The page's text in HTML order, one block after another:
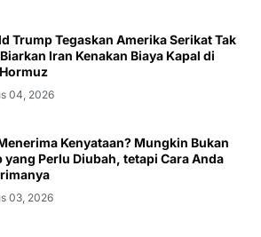
Trump Tegaskan Amerika Serikat Tak
Iran Kenakan Biaya Kapal di
04, 2026
Kenyataan? Mungkin Bukan
yang Perlu Diubah, tetapi Cara Anda
03, 2026